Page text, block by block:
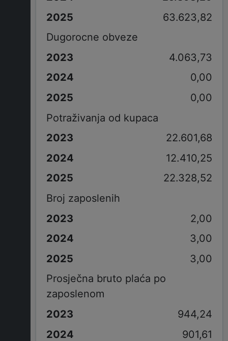
63.623,82
Dugorocne obveze
4.063,73
0,00
0,00
Potraživanja od kupaca
22.601,68
12.410,25
22.328,52
Broj zaposlenih
2,00
3,00
3,00
Prosječna bruto plaća po
zaposlenom
944,24
901,61